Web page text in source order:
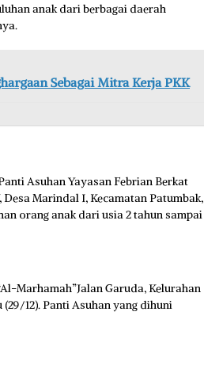
anak dari berbagai daerah
Sebagai Mitra Kerja PKK
Asuhan Yayasan Febrian Berkat
Marindal I, Kecamatan Patumbak,
orang anak dari usia 2 tahun sampai
Marhamah”Jalan Garuda, Kelurahan
(29/12). Panti Asuhan yang dihuni